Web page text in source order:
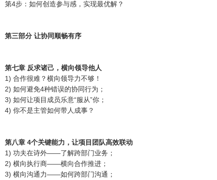
第4步：如何创造参与感，实现最优解？
第三部分 让协同顺畅有序
第七章 反求诸己，横向领导他人
1) 合作很难？横向领导力不够！
2) 如何避免4种错误的协同行为；
3) 如何让项目成员乐意“服从”你；
4) 你不是主管如何带人成事？
第八章 4个关键能力，让项目团队高效联动
1) 功夫在诗外——了解跨部门业务；
2) 横向执行商——横向合作推进；
3) 横向沟通力——如何跨部门沟通；